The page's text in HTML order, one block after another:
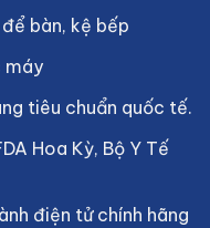
bàn, kệ bếp
máy
tiêu chuẩn quốc tế.
Hoa Kỳ, Bộ Y Tế
điện tử chính hãng